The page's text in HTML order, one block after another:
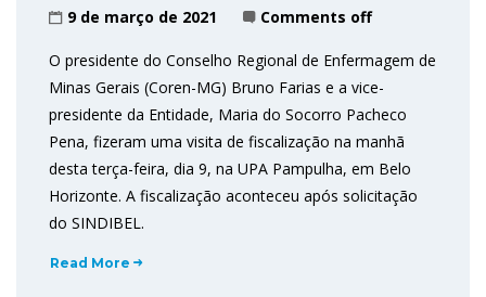
9 de março de 2021 Comments off
O presidente do Conselho Regional de Enfermagem de
Minas Gerais (Coren-MG) Bruno Farias e a vice-
presidente da Entidade, Maria do Socorro Pacheco
Pena, fizeram uma visita de fiscalização na manhã
desta terça-feira, dia 9, na UPA Pampulha, em Belo
Horizonte. A fiscalização aconteceu após solicitação
do SINDIBEL.
Read More